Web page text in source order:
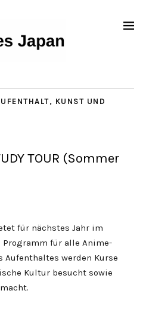
, KUNST UND
TOUR (Sommer
für nächstes Jahr im
für alle Anime-
Aufenthaltes werden Kurse
Kultur besucht sowie